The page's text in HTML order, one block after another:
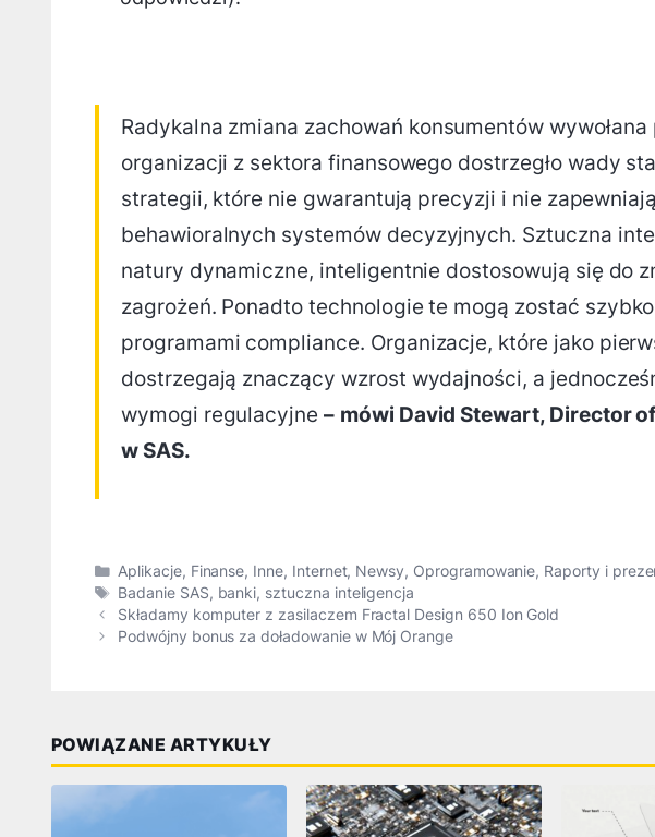
Radykalna zmiana zachowań konsumentów
organizacji z sektora finansowego dostrzegło wady
strategii, które nie gwarantują precyzji i nie
behawioralnych systemów decyzyjnych. Sztuczna
natury dynamiczne, inteligentnie dostosowują się do
zagrożeń. Ponadto technologie te mogą zostać
programami compliance. Organizacje, które jako
dostrzegają znaczący wzrost wydajności, a
wymogi regulacyjne– mówi David Stewart, Director
w SAS.
Kategorie
Aplikacje, Finanse, Inne, Internet, Newsy, Oprogramowanie, Raporty i
Tagi
Badanie SAS, banki, sztuczna inteligencja
Składamy komputer z zasilaczem Fractal Design 650 Ion Gold
Podwójny bonus za doładowanie w Mój Orange
POWIĄZANE ARTYKUŁY